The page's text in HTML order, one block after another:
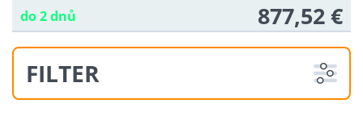
do 2 dnů 877,52 €
FILTER